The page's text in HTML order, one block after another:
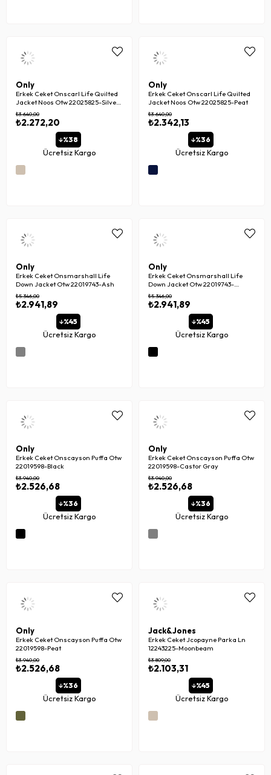
Only
Erkek Ceket Onscarl Life Quilted
Jacket Noos Otw 22025825-Silver
Lining
₺2.272,20
₺3.640,00
%38
Ücretsiz Kargo
Only
Erkek Ceket Onscarl Life Quilted
Jacket Noos Otw 22025825-Peat
₺2.342,13
₺3.640,00
%36
Ücretsiz Kargo
Only
Erkek Ceket Onsmarshall Life
Down Jacket Otw 22019743-Ash
₺2.941,89
₺5.346,00
%45
Ücretsiz Kargo
Only
Erkek Ceket Onsmarshall Life
Down Jacket Otw 22019743-
Obsidian
₺2.941,89
₺5.346,00
%45
Ücretsiz Kargo
Only
Erkek Ceket Onscayson Puffa Otw
22019598-Black
₺2.526,68
₺3.940,00
%36
Ücretsiz Kargo
Only
Erkek Ceket Onscayson Puffa Otw
22019598-Castor Gray
₺2.526,68
₺3.940,00
%36
Ücretsiz Kargo
Only
Erkek Ceket Onscayson Puffa Otw
22019598-Peat
₺2.526,68
₺3.940,00
%36
Ücretsiz Kargo
Jack&Jones
Erkek Ceket Jcopayne Parka Ln
12243225-Moonbeam
₺2.103,31
₺3.809,00
%45
Ücretsiz Kargo